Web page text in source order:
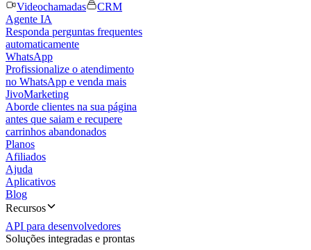
Videochamadas
CRM
Agente IA
Responda perguntas frequentes
automaticamente
WhatsApp
Profissionalize o atendimento
no WhatsApp e venda mais
JivoMarketing
Aborde clientes na sua página
antes que saiam e recupere
carrinhos abandonados
Planos
Afiliados
Ajuda
Aplicativos
Blog
Recursos
API para desenvolvedores
Soluções integradas e prontas